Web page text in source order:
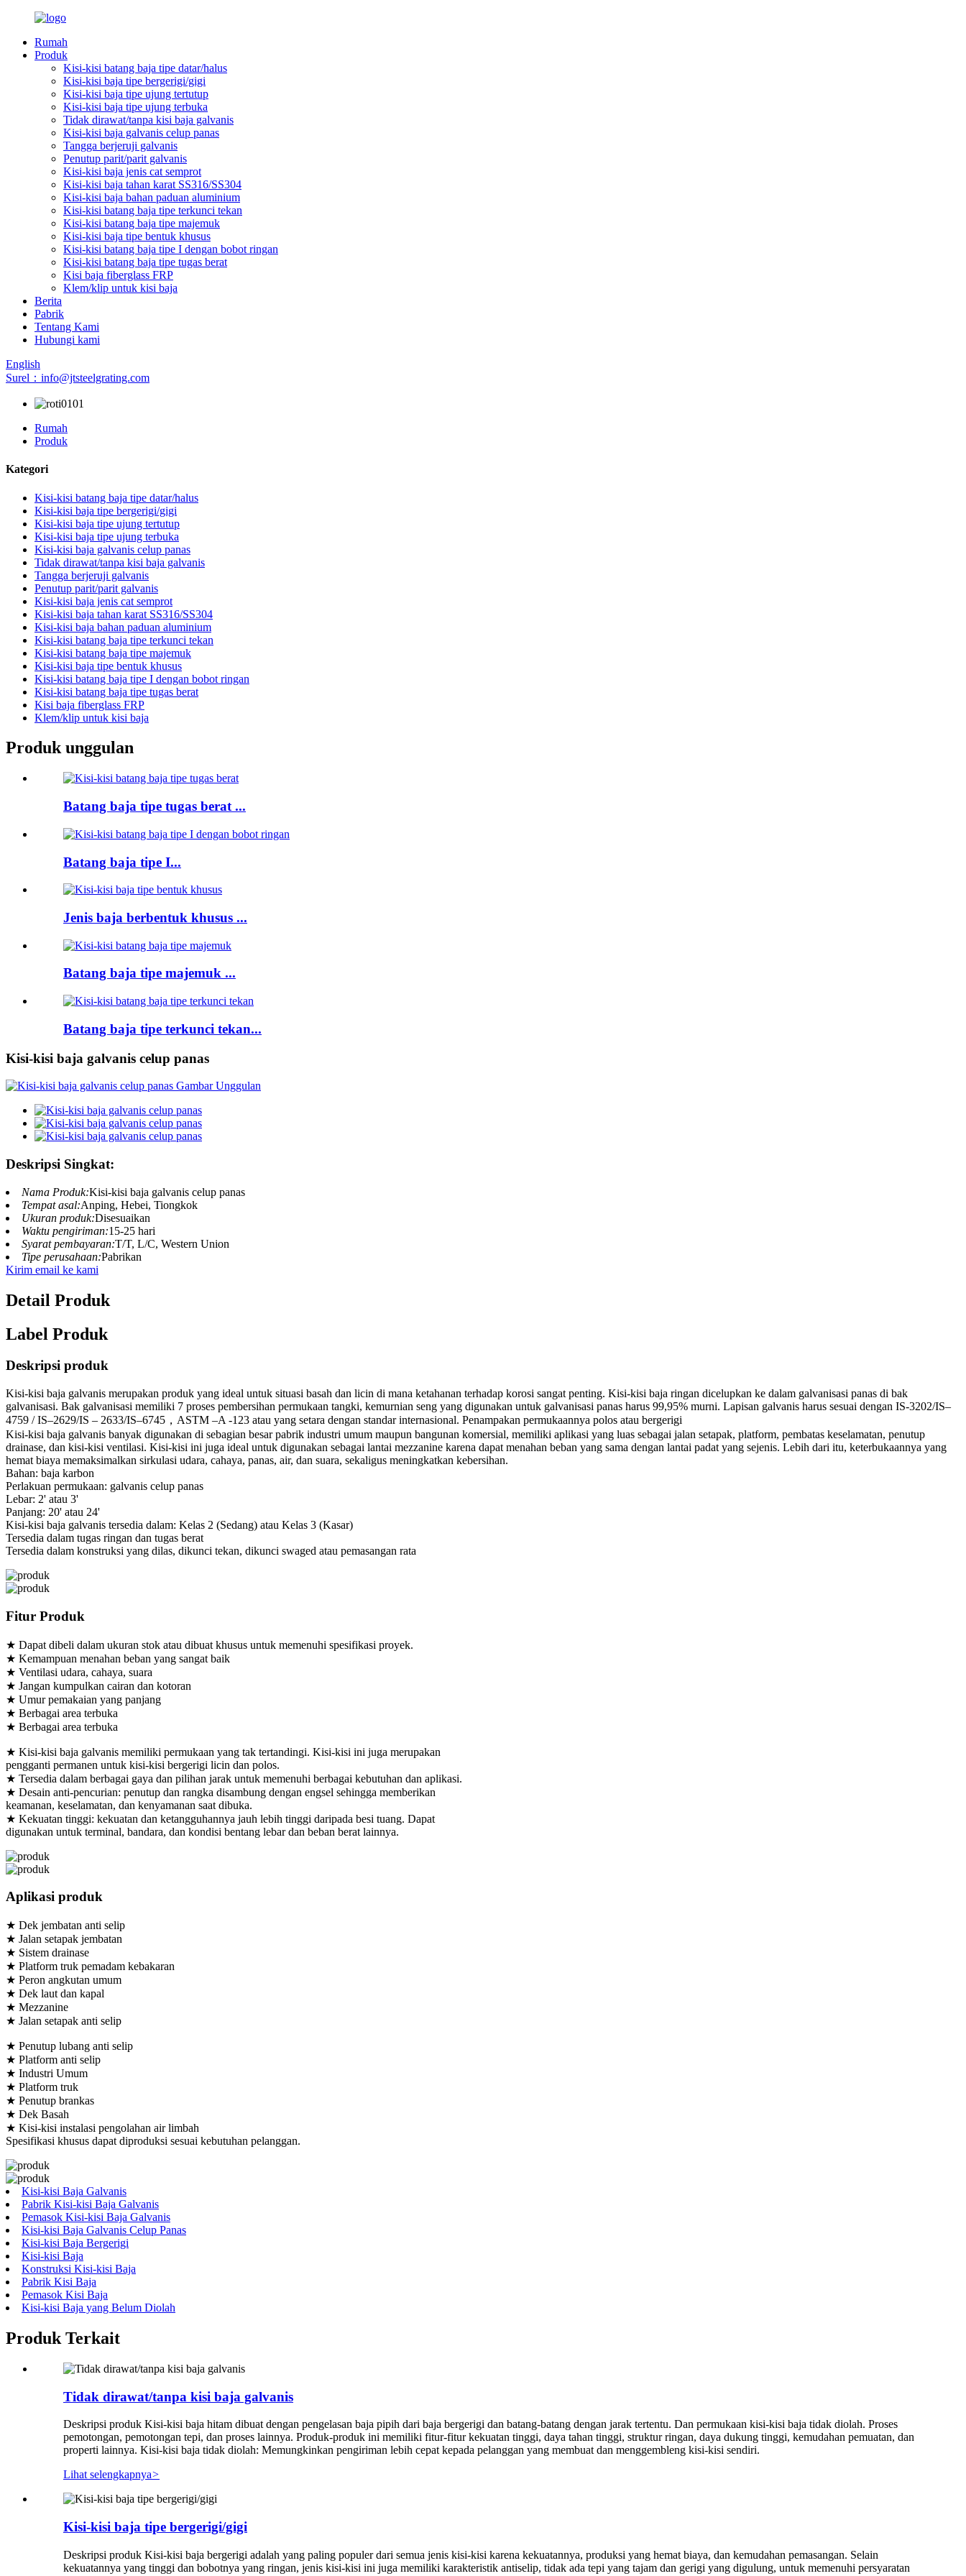
Rumah
Produk
Kisi-kisi batang baja tipe datar/halus
Kisi-kisi baja tipe bergerigi/gigi
Kisi-kisi baja tipe ujung tertutup
Kisi-kisi baja tipe ujung terbuka
Tidak dirawat/tanpa kisi baja galvanis
Kisi-kisi baja galvanis celup panas
Tangga berjeruji galvanis
Penutup parit/parit galvanis
Kisi-kisi baja jenis cat semprot
Kisi-kisi baja tahan karat SS316/SS304
Kisi-kisi baja bahan paduan aluminium
Kisi-kisi batang baja tipe terkunci tekan
Kisi-kisi batang baja tipe majemuk
Kisi-kisi baja tipe bentuk khusus
Kisi-kisi batang baja tipe I dengan bobot ringan
Kisi-kisi batang baja tipe tugas berat
Kisi baja fiberglass FRP
Klem/klip untuk kisi baja
Berita
Pabrik
Tentang Kami
Hubungi kami
English
Surel：info@jtsteelgrating.com
Rumah
Produk
Kategori
Kisi-kisi batang baja tipe datar/halus
Kisi-kisi baja tipe bergerigi/gigi
Kisi-kisi baja tipe ujung tertutup
Kisi-kisi baja tipe ujung terbuka
Kisi-kisi baja galvanis celup panas
Tidak dirawat/tanpa kisi baja galvanis
Tangga berjeruji galvanis
Penutup parit/parit galvanis
Kisi-kisi baja jenis cat semprot
Kisi-kisi baja tahan karat SS316/SS304
Kisi-kisi baja bahan paduan aluminium
Kisi-kisi batang baja tipe terkunci tekan
Kisi-kisi batang baja tipe majemuk
Kisi-kisi baja tipe bentuk khusus
Kisi-kisi batang baja tipe I dengan bobot ringan
Kisi-kisi batang baja tipe tugas berat
Kisi baja fiberglass FRP
Klem/klip untuk kisi baja
Produk unggulan
Batang baja tipe tugas berat ...
Batang baja tipe I...
Jenis baja berbentuk khusus ...
Batang baja tipe majemuk ...
Batang baja tipe terkunci tekan...
Kisi-kisi baja galvanis celup panas
Deskripsi Singkat:
Nama Produk:Kisi-kisi baja galvanis celup panas
Tempat asal:Anping, Hebei, Tiongkok
Ukuran produk:Disesuaikan
Waktu pengiriman:15-25 hari
Syarat pembayaran:T/T, L/C, Western Union
Tipe perusahaan:Pabrikan
Kirim email ke kami
Detail Produk
Label Produk
Deskripsi produk
Kisi-kisi baja galvanis merupakan produk yang ideal untuk situasi basah dan licin di mana ketahanan terhadap korosi sangat penting. Kisi-kisi baja ringan dicelupkan ke dalam galvanisasi panas di bak
galvanisasi. Bak galvanisasi memiliki 7 proses pembersihan permukaan tangki, kemurnian seng yang digunakan untuk galvanisasi panas harus 99,95% murni. Lapisan galvanis harus sesuai dengan IS-3202/IS–
4759 / IS–2629/IS – 2633/IS–6745，ASTM –A -123 atau yang setara dengan standar internasional. Penampakan permukaannya polos atau bergerigi
Kisi-kisi baja galvanis banyak digunakan di sebagian besar pabrik industri umum maupun bangunan komersial, memiliki aplikasi yang luas sebagai jalan setapak, platform, pembatas keselamatan, penutup
drainase, dan kisi-kisi ventilasi. Kisi-kisi ini juga ideal untuk digunakan sebagai lantai mezzanine karena dapat menahan beban yang sama dengan lantai padat yang sejenis. Lebih dari itu, keterbukaannya yang
hemat biaya memaksimalkan sirkulasi udara, cahaya, panas, air, dan suara, sekaligus meningkatkan kebersihan.
Bahan: baja karbon
Perlakuan permukaan: galvanis celup panas
Lebar: 2' atau 3'
Panjang: 20' atau 24'
Kisi-kisi baja galvanis tersedia dalam: Kelas 2 (Sedang) atau Kelas 3 (Kasar)
Tersedia dalam tugas ringan dan tugas berat
Tersedia dalam konstruksi yang dilas, dikunci tekan, dikunci swaged atau pemasangan rata
Fitur Produk
★ Dapat dibeli dalam ukuran stok atau dibuat khusus untuk memenuhi spesifikasi proyek.
★ Kemampuan menahan beban yang sangat baik
★ Ventilasi udara, cahaya, suara
★ Jangan kumpulkan cairan dan kotoran
★ Umur pemakaian yang panjang
★ Berbagai area terbuka
★ Berbagai area terbuka
★ Kisi-kisi baja galvanis memiliki permukaan yang tak tertandingi. Kisi-kisi ini juga merupakan
pengganti permanen untuk kisi-kisi bergerigi licin dan polos.
★ Tersedia dalam berbagai gaya dan pilihan jarak untuk memenuhi berbagai kebutuhan dan aplikasi.
★ Desain anti-pencurian: penutup dan rangka disambung dengan engsel sehingga memberikan
keamanan, keselamatan, dan kenyamanan saat dibuka.
★ Kekuatan tinggi: kekuatan dan ketangguhannya jauh lebih tinggi daripada besi tuang. Dapat
digunakan untuk terminal, bandara, dan kondisi bentang lebar dan beban berat lainnya.
Aplikasi produk
★ Dek jembatan anti selip
★ Jalan setapak jembatan
★ Sistem drainase
★ Platform truk pemadam kebakaran
★ Peron angkutan umum
★ Dek laut dan kapal
★ Mezzanine
★ Jalan setapak anti selip
★ Penutup lubang anti selip
★ Platform anti selip
★ Industri Umum
★ Platform truk
★ Penutup brankas
★ Dek Basah
★ Kisi-kisi instalasi pengolahan air limbah
Spesifikasi khusus dapat diproduksi sesuai kebutuhan pelanggan.
Kisi-kisi Baja Galvanis
Pabrik Kisi-kisi Baja Galvanis
Pemasok Kisi-kisi Baja Galvanis
Kisi-kisi Baja Galvanis Celup Panas
Kisi-kisi Baja Bergerigi
Kisi-kisi Baja
Konstruksi Kisi-kisi Baja
Pabrik Kisi Baja
Pemasok Kisi Baja
Kisi-kisi Baja yang Belum Diolah
Produk Terkait
Tidak dirawat/tanpa kisi baja galvanis
Deskripsi produk Kisi-kisi baja hitam dibuat dengan pengelasan baja pipih dari baja bergerigi dan batang-batang dengan jarak tertentu. Dan permukaan kisi-kisi baja tidak diolah. Proses
pemotongan, pemotongan tepi, dan proses lainnya. Produk-produk ini memiliki fitur-fitur kekuatan tinggi, daya tahan tinggi, struktur ringan, daya dukung tinggi, kemudahan pemuatan, dan
properti lainnya. Kisi-kisi baja tidak diolah: Memungkinkan pengiriman lebih cepat kepada pelanggan yang membuat dan menggembleng kisi-kisi sendiri.
Lihat selengkapnya>
Kisi-kisi baja tipe bergerigi/gigi
Deskripsi produk Kisi-kisi baja bergerigi adalah yang paling populer dari semua jenis kisi-kisi karena kekuatannya, produksi yang hemat biaya, dan kemudahan pemasangan. Selain
kekuatannya yang tinggi dan bobotnya yang ringan, jenis kisi-kisi ini juga memiliki karakteristik antiselip, tidak ada tepi yang tajam dan gerigi yang digulung, untuk memenuhi persyaratan